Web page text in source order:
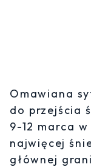
Omawiana
do przejścia
9-12 marca
najwięcej
głównej